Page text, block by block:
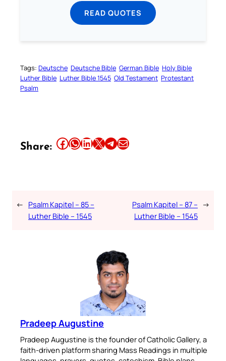
READ QUOTES
Tags: Deutsche Deutsche Bible German Bible Holy Bible
Luther Bible Luther Bible 1545 Old Testament Protestant
Psalm
Share: Share this article on Facebook Share this article on WhatsApp Share this article on LinkedIn Share this article on X Share this article on TelegramEmail this Article
← Psalm Kapitel – 85 –
Luther Bible – 1545
Psalm Kapitel – 87 –
Luther Bible – 1545
→
Pradeep Augustine
Pradeep Augustine is the founder of Catholic Gallery, a
faith-driven platform sharing Mass Readings in multiple